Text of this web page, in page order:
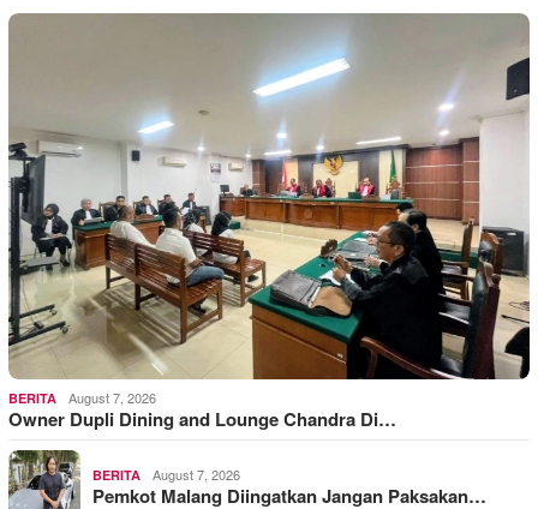
BERITA August 7, 2026
Owner Dupli Dining and Lounge Chandra Di…
BERITA August 7, 2026
Pemkot Malang Diingatkan Jangan Paksakan…